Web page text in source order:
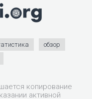
обзор
копирование
активной